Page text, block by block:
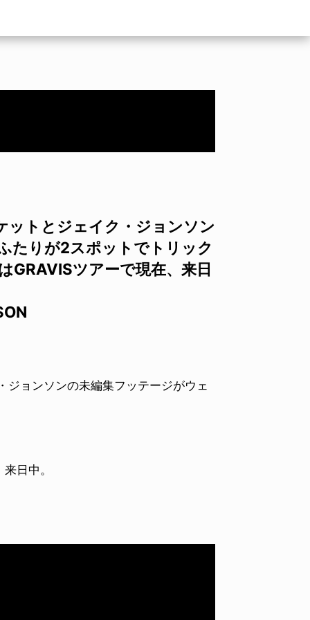
ットとジェイク・ジョンソン
たりが2スポットでトリック
GRAVISツアーで現在、来日
ジョンソンの未編集フッテージがウェ
日中。